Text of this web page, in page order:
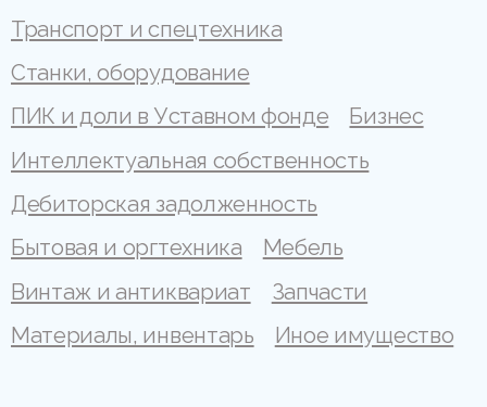
Транспорт и спецтехника
Станки, оборудование
ПИК и доли в Уставном фонде
Бизнес
Интеллектуальная собственность
Дебиторская задолженность
Бытовая и оргтехника
Мебель
Винтаж и антиквариат
Запчасти
Материалы, инвентарь
Иное имущество